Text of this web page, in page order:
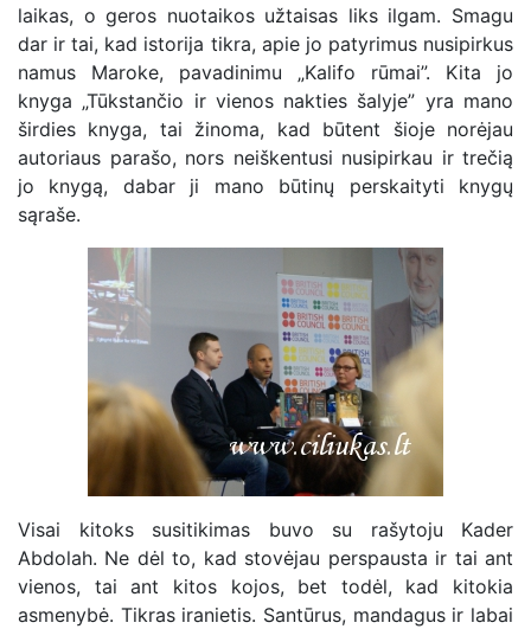
laikas, o geros nuotaikos užtaisas liks ilgam. Smagu
dar ir tai, kad istorija tikra, apie jo patyrimus nusipirkus
namus Maroke, pavadinimu „Kalifo rūmai”. Kita jo
knyga „Tūkstančio ir vienos nakties šalyje” yra mano
širdies knyga, tai žinoma, kad būtent šioje norėjau
autoriaus parašo, nors neiškentusi nusipirkau ir trečią
jo knygą, dabar ji mano būtinų perskaityti knygų
sąraše.
Visai kitoks susitikimas buvo su rašytoju Kader
Abdolah. Ne dėl to, kad stovėjau perspausta ir tai ant
vienos, tai ant kitos kojos, bet todėl, kad kitokia
asmenybė. Tikras iranietis. Santūrus, mandagus ir labai